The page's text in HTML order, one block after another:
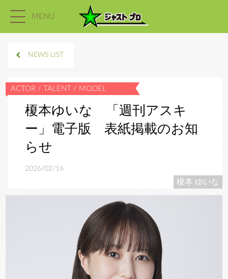
MENU
NEWS LIST
榎本ゆいな 「週刊アスキ
ー」電子版 表紙掲載のお知
らせ
2026/02/16
榎本 ゆいな